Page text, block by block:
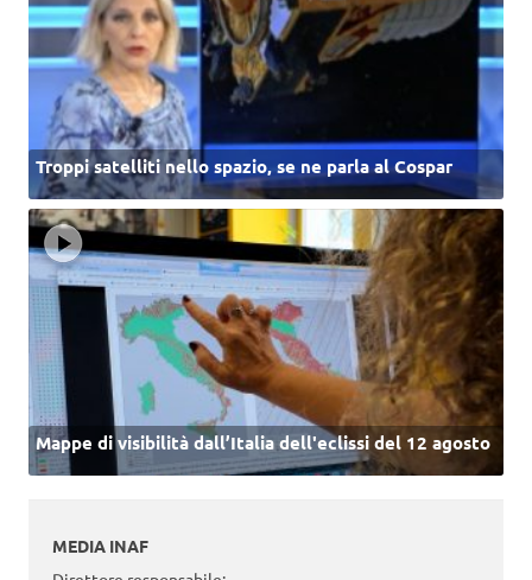
Troppi satelliti nello spazio, se ne parla al Cospar
Mappe di visibilità dall’Italia dell'eclissi del 12 agosto
MEDIA INAF